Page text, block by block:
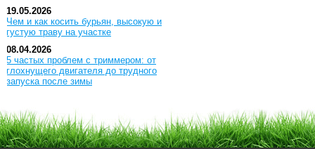
19.05.2026
Чем и как косить бурьян, высокую и
густую траву на участке
08.04.2026
5 частых проблем с триммером: от
глохнущего двигателя до трудного
запуска после зимы